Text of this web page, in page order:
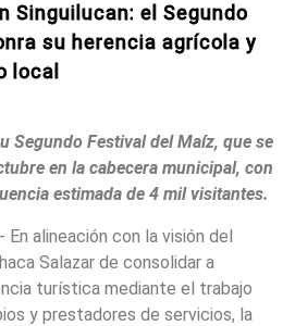
Singuilucan: el Segundo
su herencia agrícola y
local
Segundo Festival del Maíz, que se
en la cabecera municipal, con
estimada de 4 mil visitantes.
alineación con la visión del
Salazar de consolidar a
turística mediante el trabajo
y prestadores de servicios, la